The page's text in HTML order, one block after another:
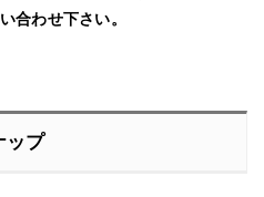
合わせ下さい。
ップ